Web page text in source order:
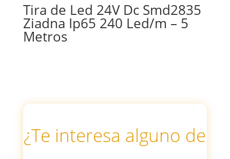
Tira de Led 24V Dc Smd2835
Ziadna Ip65 240 Led/m – 5
Metros
¿Te interesa alguno de